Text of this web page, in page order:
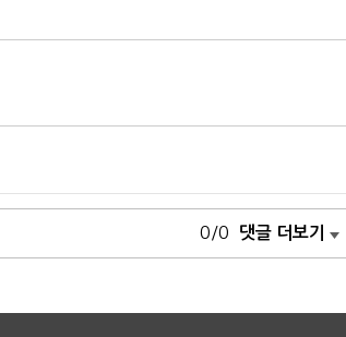
0/0 댓글 더보기